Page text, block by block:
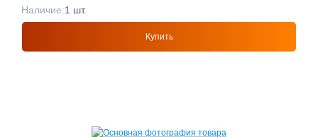
Купить
Наличие:1 шт.